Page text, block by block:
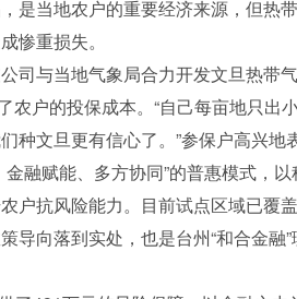
是当地农户的重要经济来源，但热
惨重损失。
司与当地气象局合力开发文旦热带
农户的投保成本。“自己每亩地只出
文旦更有信心了。”参保户高兴地
融赋能、多方协同”的普惠模式，以
户抗风险能力。目前试点区域已覆
导向落到实处，也是台州“和合金融